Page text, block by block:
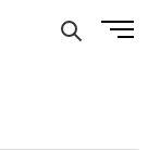
Menu